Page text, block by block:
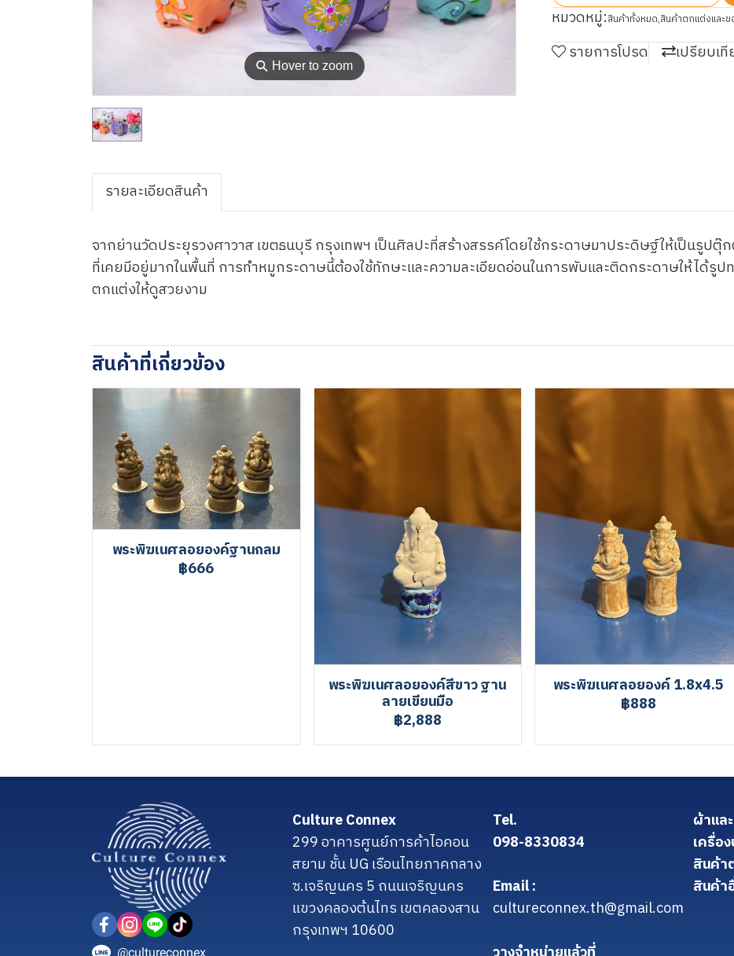
⚲ Hover to zoom
หมวดหมู่:สินค้าทั้งหมด,สินค้าตกแต่งและ
รายการโปรด เปรียบเ
รายละเอียดสินค้า
จากย่านวัดประยุรวงศาวาส เขตธนบุรี กรุงเทพฯ เป็นศิลปะที่สร้างสรรค์โดยใช้กระดาษมาประดิษฐ์ให้เป็นรูป
ที่เคยมีอยู่มากในพื้นที่ การทำหมูกระดาษนี้ต้องใช้ทักษะและความละเอียดอ่อนในการพับและติดกระดาษให้ได้รู
ตกแต่งให้ดูสวยงาม
สินค้าที่เกี่ยวข้อง
พระพิฆเนศลอยองค์ฐานกลม
฿666
พระพิฆเนศลอยองค์สีขาว ฐาน
ลายเขียนมือ
฿2,888
พระพิฆเนศลอยองค์ 1.8x4.5
฿888
@cultureconnex
Culture Connex
299 อาคารศูนย์การค้าไอคอน
สยาม ชั้น UG เรือนไทยภาคกลาง
ซ.เจริญนคร 5 ถนนเจริญนคร
แขวงคลองต้นไทร เขตคลองสาน
กรุงเทพฯ 10600
Tel.
098-8330834
Email :
cultureconnex.th@gmail.com
ผ้าแล
เครื่อ
สินค้า
สินค้า